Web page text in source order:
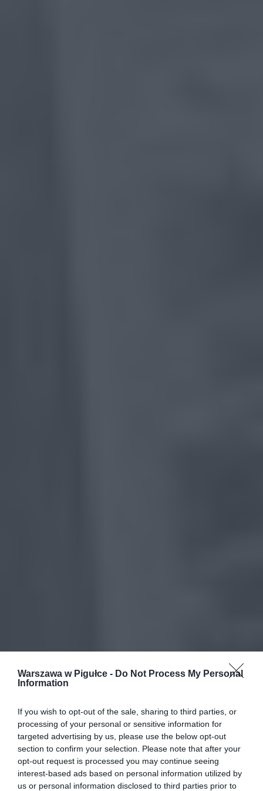
Warszawa w Pigułce - Do Not Process My Personal
Information
If you wish to opt-out of the sale, sharing to third parties, or
processing of your personal or sensitive information for
targeted advertising by us, please use the below opt-out
section to confirm your selection. Please note that after your
opt-out request is processed you may continue seeing
interest-based ads based on personal information utilized by
us or personal information disclosed to third parties prior to